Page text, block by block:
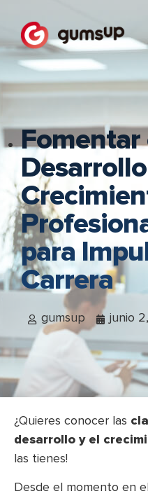
Fomentar
para
Carrera
gumsup junio
¿Quieres conocer las
desarrollo y el
las tienes!
Desde el momento en